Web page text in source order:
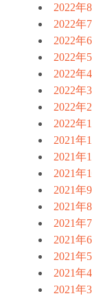
2022年
2022年
2022年
2022年
2022年
2022年
2022年
2022年
2021年
2021年
2021年
2021年
2021年
2021年
2021年
2021年
2021年
2021年